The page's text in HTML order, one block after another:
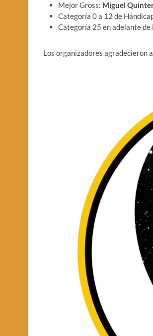
Mejor Gross: Miguel
Categoría 0 a 12 de
Categoría 25 en adelante de
Los organizadores agradecieron